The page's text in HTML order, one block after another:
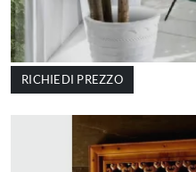
RICHIEDI PREZZO